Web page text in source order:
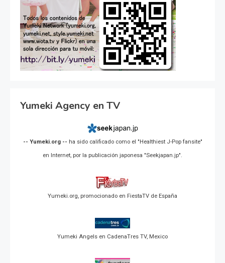
Yumeki Agency en TV
-- Yumeki.org -- ha sido calificado como el "Healthiest J-Pop fansite"
en Internet, por la publicación japonesa "Seekjapan.jp".
Yumeki.org, promocionado en FiestaTV de España
Yumeki Angels en CadenaTres TV, Mexico